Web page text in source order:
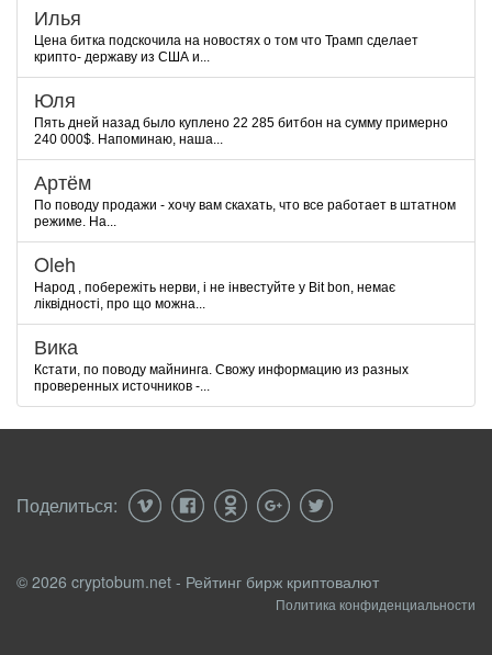
Илья
Цена битка подскочила на новостях о том что Трамп сделает
крипто- державу из США и...
Юля
Пять дней назад было куплено 22 285 битбон на сумму примерно
240 000$. Напоминаю, наша...
Артём
По поводу продажи - хочу вам скахать, что все работает в штатном
режиме. На...
Oleh
Народ , побережіть нерви, і не інвестуйте у Bit bon, немає
ліквідності, про що можна...
Вика
Кстати, по поводу майнинга. Свожу информацию из разных
проверенных источников -...
Поделиться:
© 2026 cryptobum.net - Рейтинг бирж криптовалют
Политика конфиденциальности